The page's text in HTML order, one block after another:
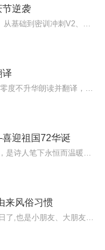
节逆袭
译
迎祖国72华诞
来风俗习惯